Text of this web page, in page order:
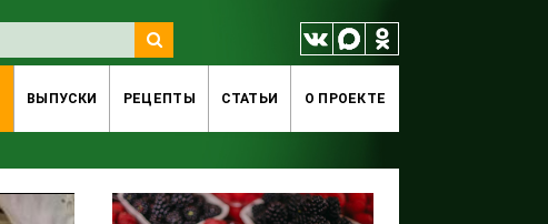
ВЫПУСКИ РЕЦЕПТЫ СТАТЬИ O ПРОЕКТЕ